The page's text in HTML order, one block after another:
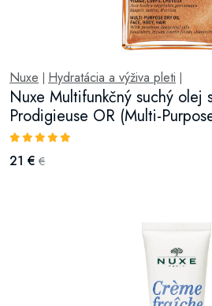
Nuxe Hydratácia a výživa pleti
Nuxe Multifunkčný suchý olej
Prodigieuse OR (Multi-
21 € €